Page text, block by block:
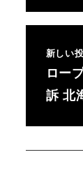
新しい
ロー
訴 北